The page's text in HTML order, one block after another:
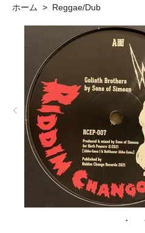
ホーム > Reggae/Dub